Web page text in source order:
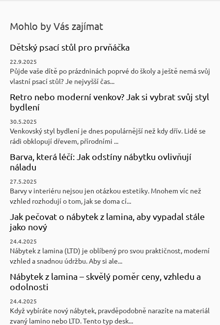
Mohlo by Vás zajímat
Dětský psací stůl pro prvňáčka
22.9.2025
Půjde vaše dítě po prázdninách poprvé do školy a ještě nemá svůj
vlastní psací stůl? Je nejvyšší čas...
Retro nebo moderní venkov? Jak si vybrat svůj styl
bydlení
30.5.2025
Venkovský styl bydlení je dnes populárnější než kdy dřív. Lidé se
rádi obklopují dřevem, přírodními ...
Barva, která léčí: Jak odstíny nábytku ovlivňují
náladu
27.5.2025
Barvy v interiéru nejsou jen otázkou estetiky. Mnohem víc než
vzhled rozhodují o tom, jak se doma cí...
Jak pečovat o nábytek z lamina, aby vypadal stále
jako nový
24.4.2025
Nábytek z lamina (LTD) je oblíbený pro svou praktičnost, moderní
vzhled a snadnou údržbu. Aby si ale...
Nábytek z lamina – skvělý poměr ceny, vzhledu a
odolnosti
24.4.2025
Když vybíráte nový nábytek, pravděpodobně narazíte na materiál
zvaný lamino nebo LTD. Tento typ desk...